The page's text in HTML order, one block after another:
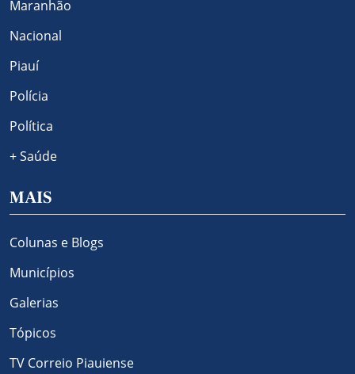
Maranhão
Nacional
Piauí
Polícia
Política
+ Saúde
MAIS
Colunas e Blogs
Municípios
Galerias
Tópicos
TV Correio Piauiense